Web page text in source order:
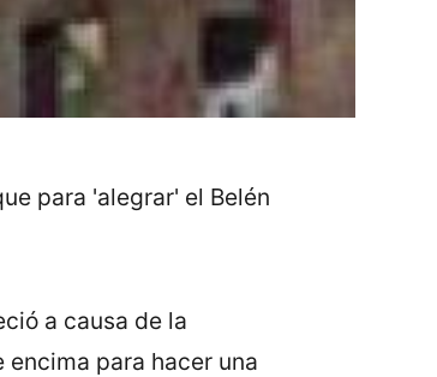
para 'alegrar' el Belén
a causa de la
para hacer una